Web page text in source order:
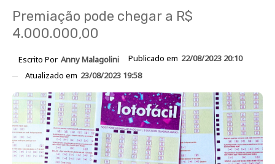
Premiação pode chegar a R$
4.000.000,00
Escrito Por Anny Malagolini Publicado em 22/08/2023 20:10
Atualizado em 23/08/2023 19:58